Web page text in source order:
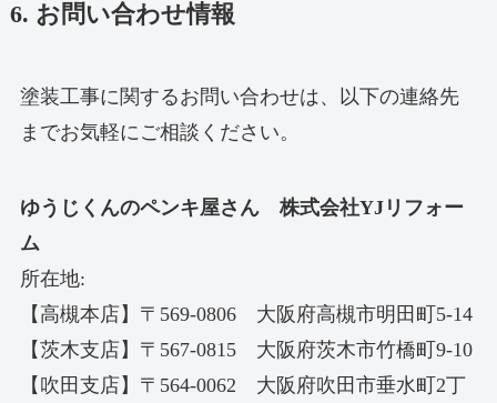
6. お問い合わせ情報
塗装工事に関するお問い合わせは、以下の連絡先
までお気軽にご相談ください。
ゆうじくんのペンキ屋さん 株式会社YJリフォー
ム
所在地:
【高槻本店】〒569-0806 大阪府高槻市明田町5-14
【茨木支店】〒567-0815 大阪府茨木市竹橋町9-10
【吹田支店】〒564-0062 大阪府吹田市垂水町2丁